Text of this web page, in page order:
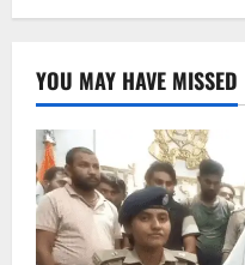
YOU MAY HAVE MISSED